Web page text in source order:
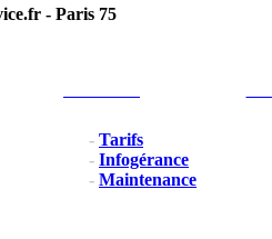
- Paris 75
- Tarifs
- Infogérance
- Maintenance